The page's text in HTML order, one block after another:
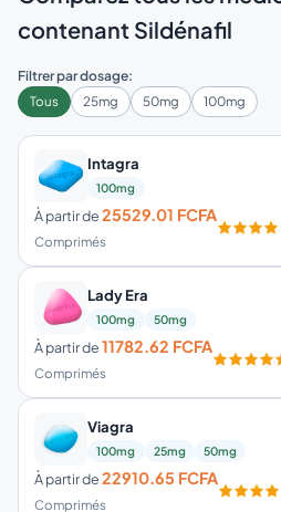
contenant Sildénafil
Filtrer par dosage:
Tous
25mg 50mg 100mg
Viagra
100mg 25mg 50mg
À partir de22910.65 FCFA
Comprimés
Intagra
100mg
À partir de25529.01 FCFA
Comprimés
Lady Era
100mg 50mg
À partir de11782.62 FCFA
Comprimés